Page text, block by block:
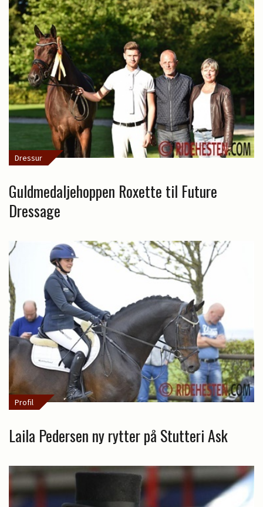
Dressur
Guldmedaljehoppen Roxette til Future
Dressage
Profil
Laila Pedersen ny rytter på Stutteri Ask